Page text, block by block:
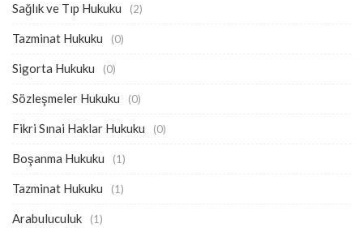
Sağlık ve Tıp Hukuku (2)
Tazminat Hukuku (0)
Sigorta Hukuku (0)
Sözleşmeler Hukuku (0)
Fikri Sınai Haklar Hukuku (0)
Boşanma Hukuku (1)
Tazminat Hukuku (1)
Arabuluculuk (1)